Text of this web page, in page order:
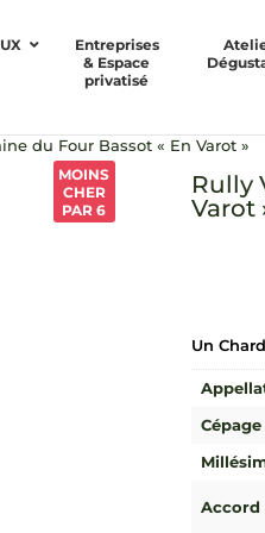
Entreprises
& Espace
privatisé
du Four Bassot « En Varot »
MOINS
CHER
PAR 6
Rully
Varot
Un
Cépage
Accord